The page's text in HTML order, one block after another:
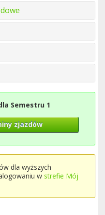
Semestru 1
zjazdów
dla wyższych
w strefie Mój